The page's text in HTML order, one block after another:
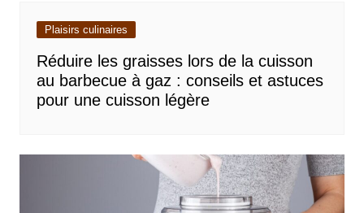
Plaisirs culinaires
Réduire les graisses lors de la cuisson
au barbecue à gaz : conseils et astuces
pour une cuisson légère